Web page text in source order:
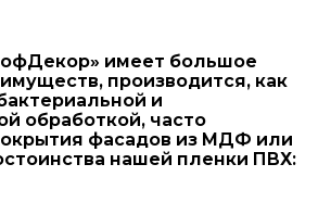
имеет большое
производится, как
и
обработкой, часто
фасадов из МДФ или
нашей пленки ПВХ: